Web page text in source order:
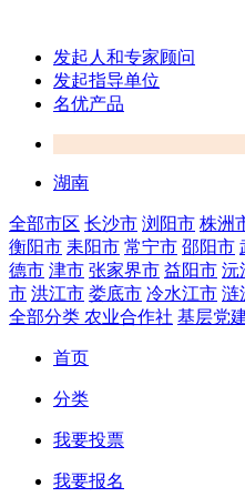
发起人和专家顾问
发起指导单位
名优产品
湖南
全部市区 长沙市 浏阳市 株洲
衡阳市 耒阳市 常宁市 邵阳市
德市 津市 张家界市 益阳市 沅
市 洪江市 娄底市 冷水江市 涟
全部分类 农业合作社 基层党
首页
分类
我要投票
我要报名